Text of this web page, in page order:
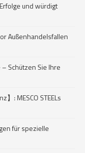
und würdigt
Außenhandelsfallen
Schützen Sie Ihre
: MESCO STEELs
für spezielle